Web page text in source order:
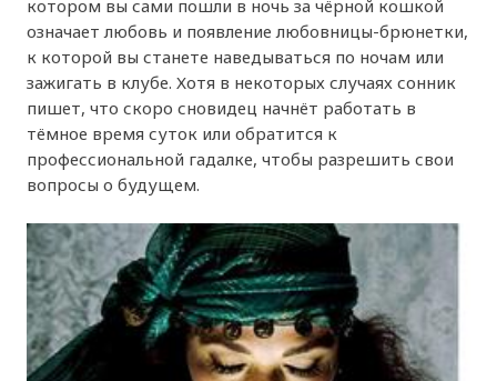
котором вы сами пошли в ночь за чёрной кошкой
означает любовь и появление любовницы-брюнетки,
к которой вы станете наведываться по ночам или
зажигать в клубе. Хотя в некоторых случаях сонник
пишет, что скоро сновидец начнёт работать в
тёмное время суток или обратится к
профессиональной гадалке, чтобы разрешить свои
вопросы о будущем.